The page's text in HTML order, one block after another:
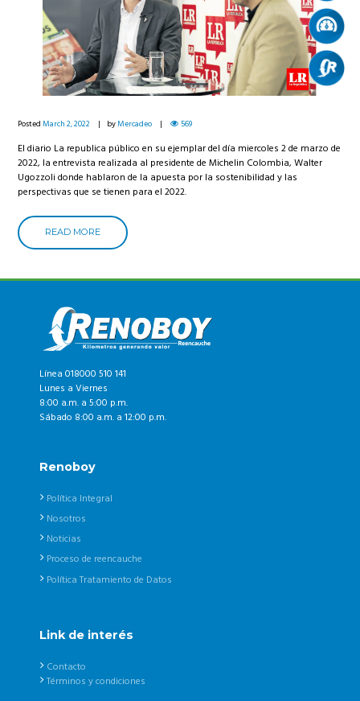
PostedMarch 2, 2022 byMercadeo 569
El diario La republica público en su ejemplar del día miercoles 2 de marzo de
2022, la entrevista realizada al presidente de Michelin Colombia, Walter
Ugozzoli donde hablaron de la apuesta por la sostenibilidad y las
perspectivas que se tienen para el 2022.
READ MORE
Línea 018000 510 141
Lunes a Viernes
8:00 a.m. a 5:00 p.m.
Sábado 8:00 a.m. a 12:00 p.m.
Renoboy
Política Integral
Nosotros
Noticias
Proceso de reencauche
Política Tratamiento de Datos
Link de interés
Contacto
Términos y condiciones